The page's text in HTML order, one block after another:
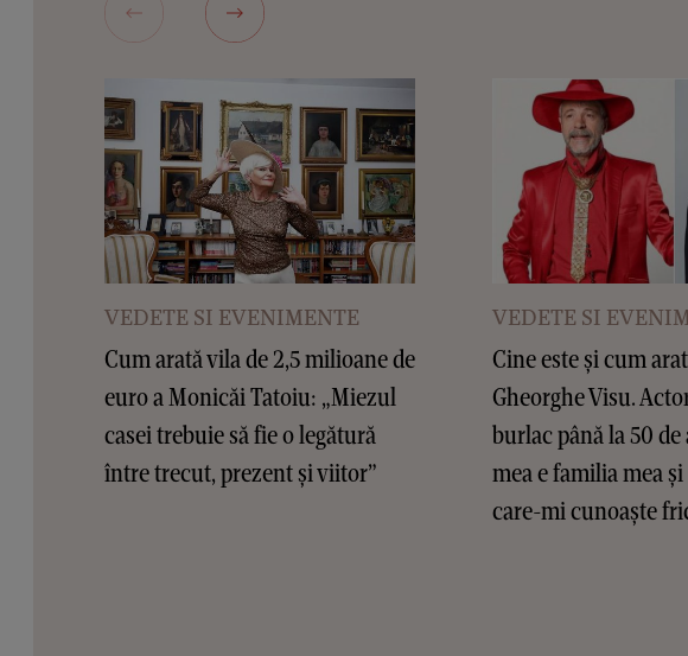
VEDETE SI EVENIMENTE
Cum arată vila de 2,5 milioane de
euro a Monicăi Tatoiu: „Miezul
casei trebuie să fie o legătură
între trecut, prezent și viitor”
VEDETE SI
Cine este și cum
Gheorghe Visu.
burlac până la 50
mea e familia mea
care-mi cunoaște